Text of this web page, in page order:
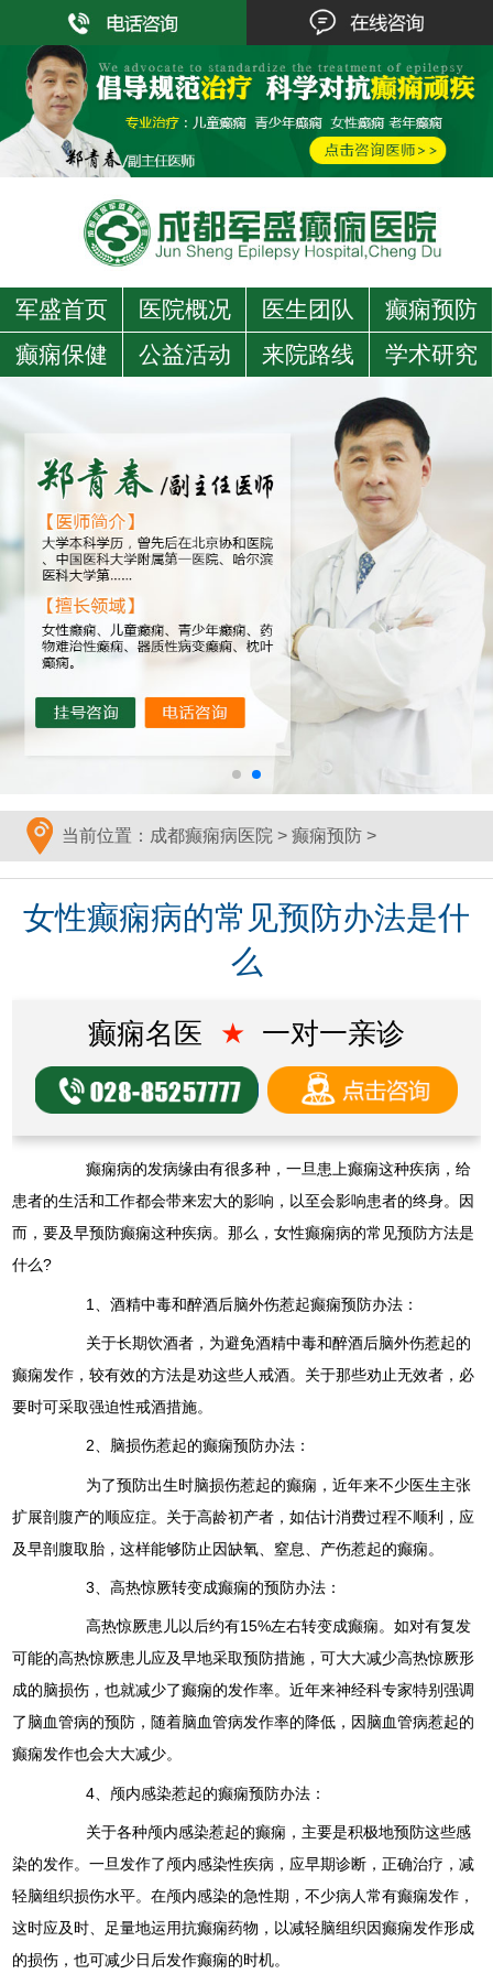
军盛首页 医院概况 医生团队
癫痫预防
癫痫保健
公益活动 来院路线 学术研究
当前位置： 成都癫痫病医院 > 癫痫预防 >
女性癫痫病的常见预防办法是什
么
癫痫名医 ★ 一对一亲诊
癫痫病的发病缘由有很多种，一旦患上癫痫这种疾病，给
患者的生活和工作都会带来宏大的影响，以至会影响患者的终身。因
而，要及早预防癫痫这种疾病。那么，女性癫痫病的常见预防方法是
什么?
1、酒精中毒和醉酒后脑外伤惹起癫痫预防办法：
关于长期饮酒者，为避免酒精中毒和醉酒后脑外伤惹起的
癫痫发作，较有效的方法是劝这些人戒酒。关于那些劝止无效者，必
要时可采取强迫性戒酒措施。
2、脑损伤惹起的癫痫预防办法：
为了预防出生时脑损伤惹起的癫痫，近年来不少医生主张
扩展剖腹产的顺应症。关于高龄初产者，如估计消费过程不顺利，应
及早剖腹取胎，这样能够防止因缺氧、窒息、产伤惹起的癫痫。
3、高热惊厥转变成癫痫的预防办法：
高热惊厥患儿以后约有15%左右转变成癫痫。如对有复发
可能的高热惊厥患儿应及早地采取预防措施，可大大减少高热惊厥形
成的脑损伤，也就减少了癫痫的发作率。近年来神经科专家特别强调
了脑血管病的预防，随着脑血管病发作率的降低，因脑血管病惹起的
癫痫发作也会大大减少。
4、颅内感染惹起的癫痫预防办法：
关于各种颅内感染惹起的癫痫，主要是积极地预防这些感
染的发作。一旦发作了颅内感染性疾病，应早期诊断，正确治疗，减
轻脑组织损伤水平。在颅内感染的急性期，不少病人常有癫痫发作，
这时应及时、足量地运用抗癫痫药物，以减轻脑组织因癫痫发作形成
的损伤，也可减少日后发作癫痫的时机。